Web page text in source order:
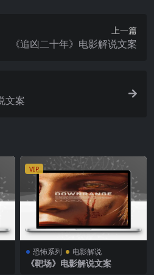
上一篇
《追凶二十年》电影解说文案
文案
VIP
恐怖系列 电影解说
《靶场》电影解说文案